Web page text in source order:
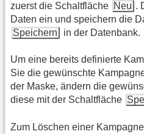
zuerst die Schaltfläche Neu .
Daten ein und speichern die
Speichern
in der Datenbank.
Um eine bereits definierte
Sie die gewünschte
der Maske, ändern die
diese mit der Schaltfläche
Zum Löschen einer